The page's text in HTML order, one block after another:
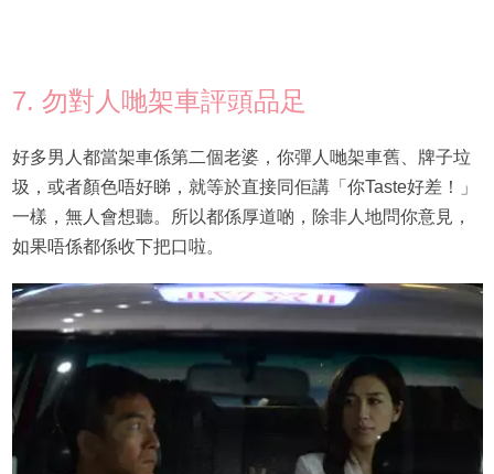
7. 勿對人哋架車評頭品足
好多男人都當架車係第二個老婆，你彈人哋架車舊、牌子垃
圾，或者顏色唔好睇，就等於直接同佢講「你Taste好差！」
一樣，無人會想聽。所以都係厚道啲，除非人地問你意見，
如果唔係都係收下把口啦。